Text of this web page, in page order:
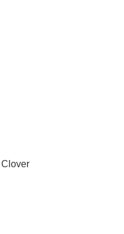
superiores a 100€.